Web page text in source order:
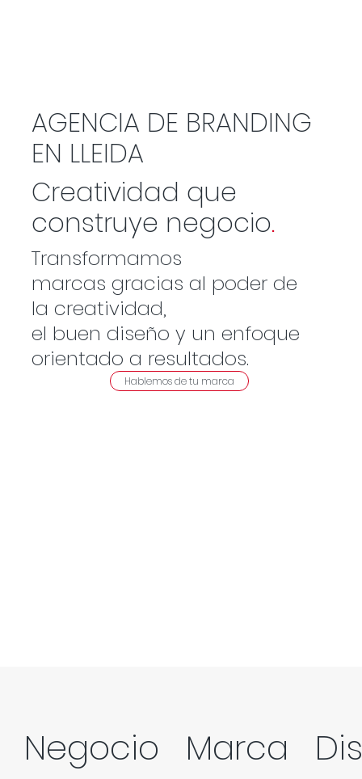
AGENCIA DE BRANDING
EN LLEIDA
Creatividad que
construye negocio.
Transformamos
marcas gracias al poder de
la creatividad,
el buen diseño y un enfoque
orientado a resultados.
Hablemos de tu marca
Negocio   Marca